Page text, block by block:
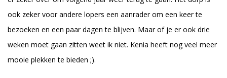
ook zeker voor andere lopers een aanrader om een keer te
bezoeken en een paar dagen te blijven. Maar of je er ook drie
weken moet gaan zitten weet ik niet. Kenia heeft nog veel meer
mooie plekken te bieden ;).